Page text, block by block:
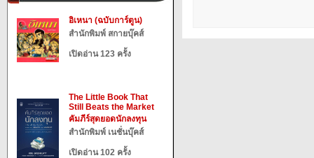
อิเหนา (ฉบับการ์ตูน)
สำนักพิมพ์ สกายบุ๊คส์
เปิดอ่าน 123 ครั้ง
The Little Book That
Still Beats the Market
คัมภีร์สุดยอดนักลงทุน
สำนักพิมพ์ เนชั่นบุ๊คส์
เปิดอ่าน 102 ครั้ง